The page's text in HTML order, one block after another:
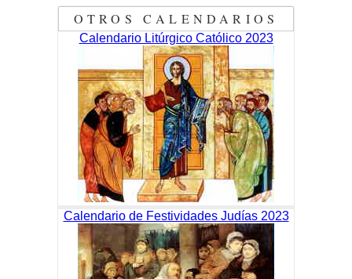
OTROS CALENDARIOS
Calendario Litúrgico Católico 2023
Calendario de Festividades Judías 2023